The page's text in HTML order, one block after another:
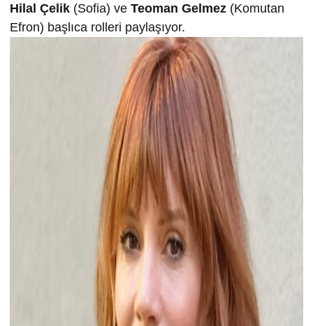
Hilal Çelik (Sofia) ve Teoman Gelmez (Komutan
Efron) başlıca rolleri paylaşıyor.